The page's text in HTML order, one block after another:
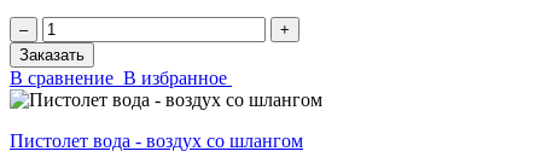
‒
+
Заказать
В сравнение В избранное
Пистолет вода - воздух со шлангом